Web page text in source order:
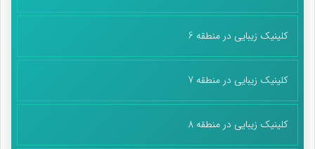
کلینیک زیبایی در منطقه 6
کلینیک زیبایی در منطقه 7
کلینیک زیبایی در منطقه 8